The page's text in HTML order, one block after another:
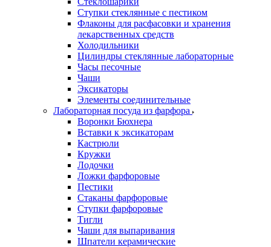
Ступки стеклянные с пестиком
Флаконы для расфасовки и хранения
лекарственных средств
Холодильники
Цилиндры стеклянные лабораторные
Часы песочные
Чаши
Эксикаторы
Элементы соединительные
Лабораторная посуда из фарфора
Воронки Бюхнера
Вставки к эксикаторам
Кастрюли
Кружки
Лодочки
Ложки фарфоровые
Пестики
Стаканы фарфоровые
Ступки фарфоровые
Тигли
Чаши для выпаривания
Шпатели керамические